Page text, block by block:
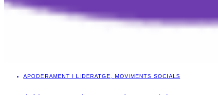
APODERAMENT I LIDERATGE, MOVIMENTS SOCIALS